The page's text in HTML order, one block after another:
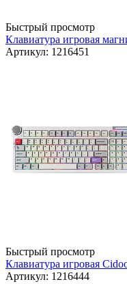
Быстрый просмотр
Клавиатура игровая
Артикул: 1216451
Быстрый просмотр
Клавиатура игровая
Артикул: 1216444